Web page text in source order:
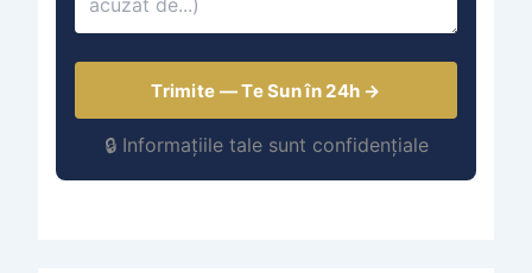
Trimite — Te Sun în 24h →
🔒 Informațiile tale sunt confidențiale